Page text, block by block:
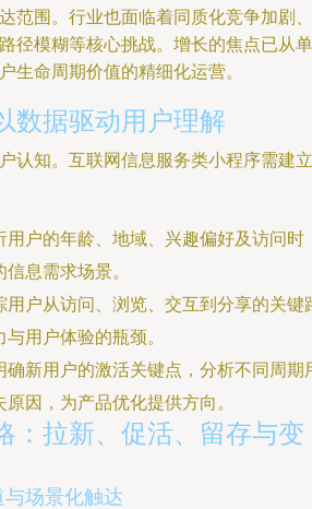
范围。行业也面临着同质化竞争加剧、
径模糊等核心挑战。增长的焦点已从单
生命周期价值的精细化运营。
数据驱动用户理解
认知。互联网信息服务类小程序需建立
用户的年龄、地域、兴趣偏好及访问时
息需求场景。
用户从访问、浏览、交互到分享的关键
用户体验的瓶颈。
确新用户的激活关键点，分析不同周期
因，为产品优化提供方向。
：拉新、促活、留存与变
场景化触达